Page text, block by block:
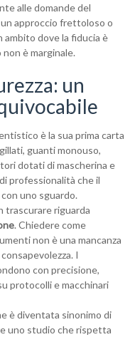
alle domande del
approccio frettoloso o
dove la fiducia è
è marginale.
un
è la sua prima carta
guanti monouso,
dotati di mascherina e
professionalità che il
uno sguardo.
trascurare riguarda
. Chiedere come
non è una mancanza
I
con precisione,
protocolli e macchinari
è diventata sinonimo di
uno studio che rispetta